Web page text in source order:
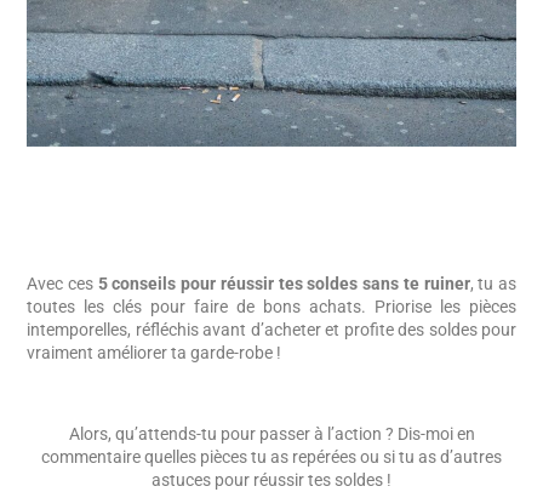
Avec ces 5 conseils pour réussir tes soldes sans te ruiner, tu as
toutes les clés pour faire de bons achats. Priorise les pièces
intemporelles, réfléchis avant d’acheter et profite des soldes pour
vraiment améliorer ta garde-robe !
Alors, qu’attends-tu pour passer à l’action ? Dis-moi en
commentaire quelles pièces tu as repérées ou si tu as d’autres
astuces pour réussir tes soldes !